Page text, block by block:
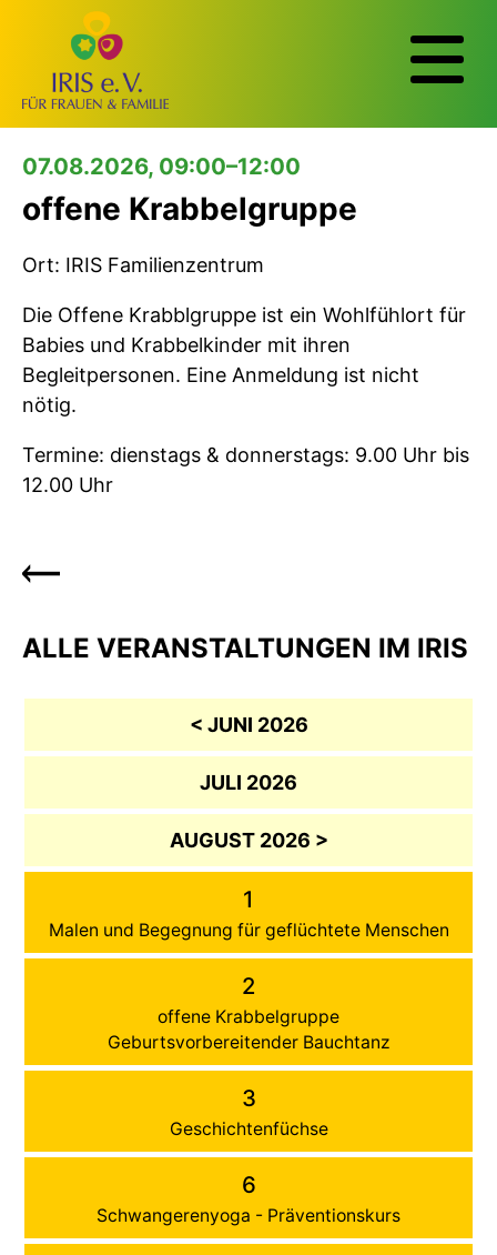
07.08.2026, 09:00–12:00
offene Krabbelgruppe
Ort: IRIS Familienzentrum
Die Offene Krabblgruppe ist ein Wohlfühlort für
Babies und Krabbelkinder mit ihren
Begleitpersonen. Eine Anmeldung ist nicht
nötig.
Termine: dienstags & donnerstags: 9.00 Uhr bis
12.00 Uhr
ALLE VERANSTALTUNGEN IM IRIS
< JUNI 2026
JULI 2026
AUGUST 2026 >
1
Malen und Begegnung für geflüchtete Menschen
2
offene Krabbelgruppe
Geburtsvorbereitender Bauchtanz
3
Geschichtenfüchse
6
Schwangerenyoga - Präventionskurs